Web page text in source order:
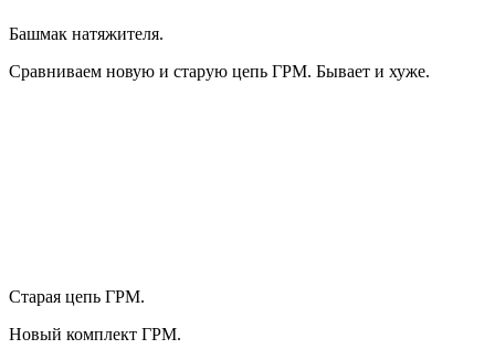
Башмак натяжителя.
Сравниваем новую и старую цепь ГРМ. Бывает и хуже.
Старая цепь ГРМ.
Новый комплект ГРМ.